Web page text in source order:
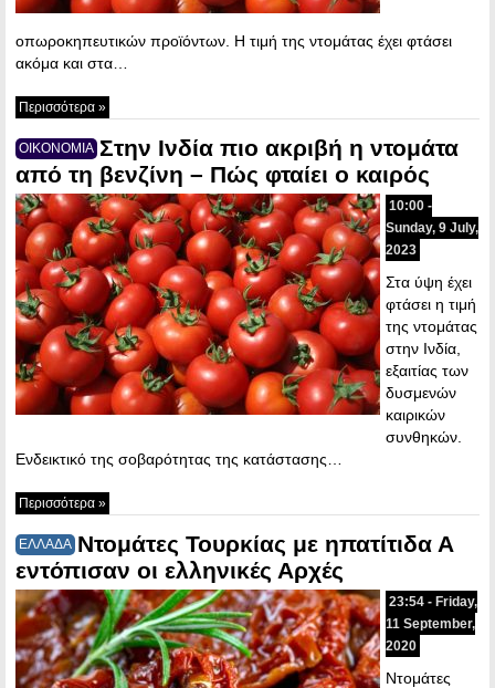
οπωροκηπευτικών προϊόντων. Η τιμή της ντομάτας έχει φτάσει
ακόμα και στα…
Περισσότερα »
ΟΙΚΟΝΟΜΙΑ Στην Ινδία πιο ακριβή η ντομάτα
από τη βενζίνη – Πώς φταίει ο καιρός
10:00 -
Sunday, 9 July,
2023
Στα ύψη έχει
φτάσει η τιμή
της ντομάτας
στην Ινδία,
εξαιτίας των
δυσμενών
καιρικών
συνθηκών.
Ενδεικτικό της σοβαρότητας της κατάστασης…
Περισσότερα »
ΕΛΛΑΔΑ Ντομάτες Τουρκίας με ηπατίτιδα Α
εντόπισαν οι ελληνικές Αρχές
23:54 - Friday,
11 September,
2020
Ντομάτες